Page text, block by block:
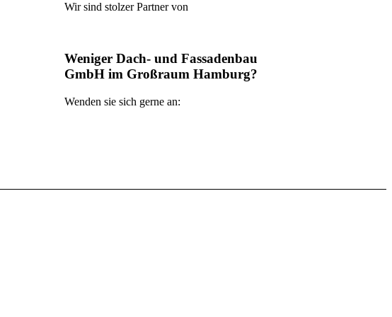
Wir sind stolzer Partner von
Weniger Dach- und Fassadenbau
GmbH im Großraum Hamburg?
Wenden sie sich gerne an: